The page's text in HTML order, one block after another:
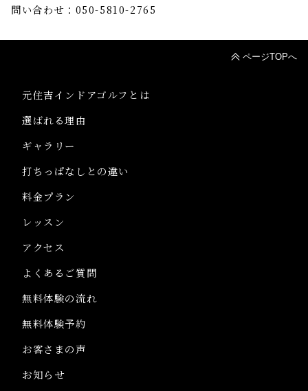
問い合わせ：050-5810-2765
ページTOPへ
元住吉インドアゴルフとは
選ばれる理由
ギャラリー
打ちっぱなしとの違い
料金プラン
レッスン
アクセス
よくあるご質問
無料体験の流れ
無料体験予約
お客さまの声
お知らせ